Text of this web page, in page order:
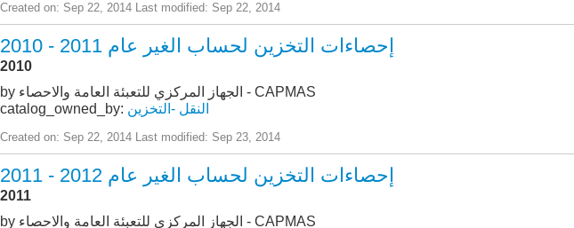
Created on: Sep 22, 2014 Last modified: Sep 22, 2014
إحصاءات التخزين لحساب الغير عام 2011 - 2010
2010
by الجهاز المركزي للتعبئة العامة والاحصاء - CAPMAS
catalog_owned_by: النقل -التخزين
Created on: Sep 22, 2014 Last modified: Sep 23, 2014
إحصاءات التخزين لحساب الغير عام 2012 - 2011
2011
by الجهاز المركزي للتعبئة العامة والاحصاء - CAPMAS